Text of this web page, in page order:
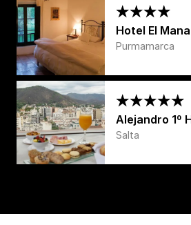
Hotel El
Purmamarca
Alejandro 1º
Salta